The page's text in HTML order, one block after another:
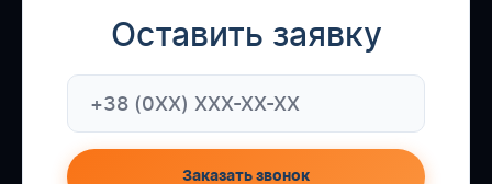
Оставить заявку
Заказать звонок